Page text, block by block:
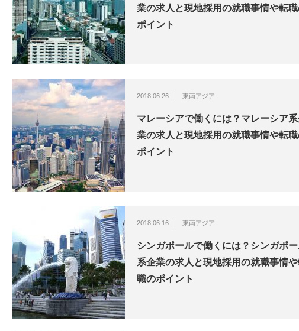
業の求人と現地採用の就職事情や転
ポイント
2018.06.26 東南アジア
マレーシアで働くには？マレーシア
業の求人と現地採用の就職事情や転
ポイント
2018.06.16 東南アジア
シンガポールで働くには？シンガポ
系企業の求人と現地採用の就職事情
職のポイント